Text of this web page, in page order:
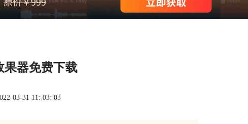
果器免费下载
03-31 11: 03: 03